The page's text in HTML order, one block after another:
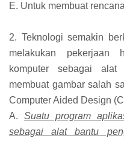
E. Untuk membuat
2. Teknologi semakin
melakukan pekerjaan
komputer sebagai
membuat gambar salah
Computer Aided Design
A. Suatu program
sebagai alat bantu